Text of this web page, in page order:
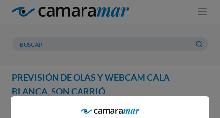
PREVISIÓN DE OLAS Y WEBCAM CALA
BLANCA, SON CARRIÓ
PREVISIÓN METEOROLOGÍA